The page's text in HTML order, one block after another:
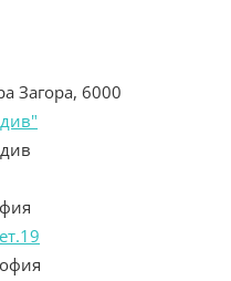
Загора, 6000